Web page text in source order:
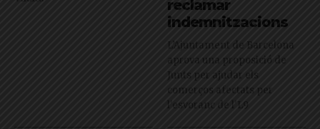
reclamar
indemnitzacions
L’Ajuntament de Barcelona
aprova una proposició de
Junts per ajudar els
comerços afectats per
l'esvoranc de l'L9